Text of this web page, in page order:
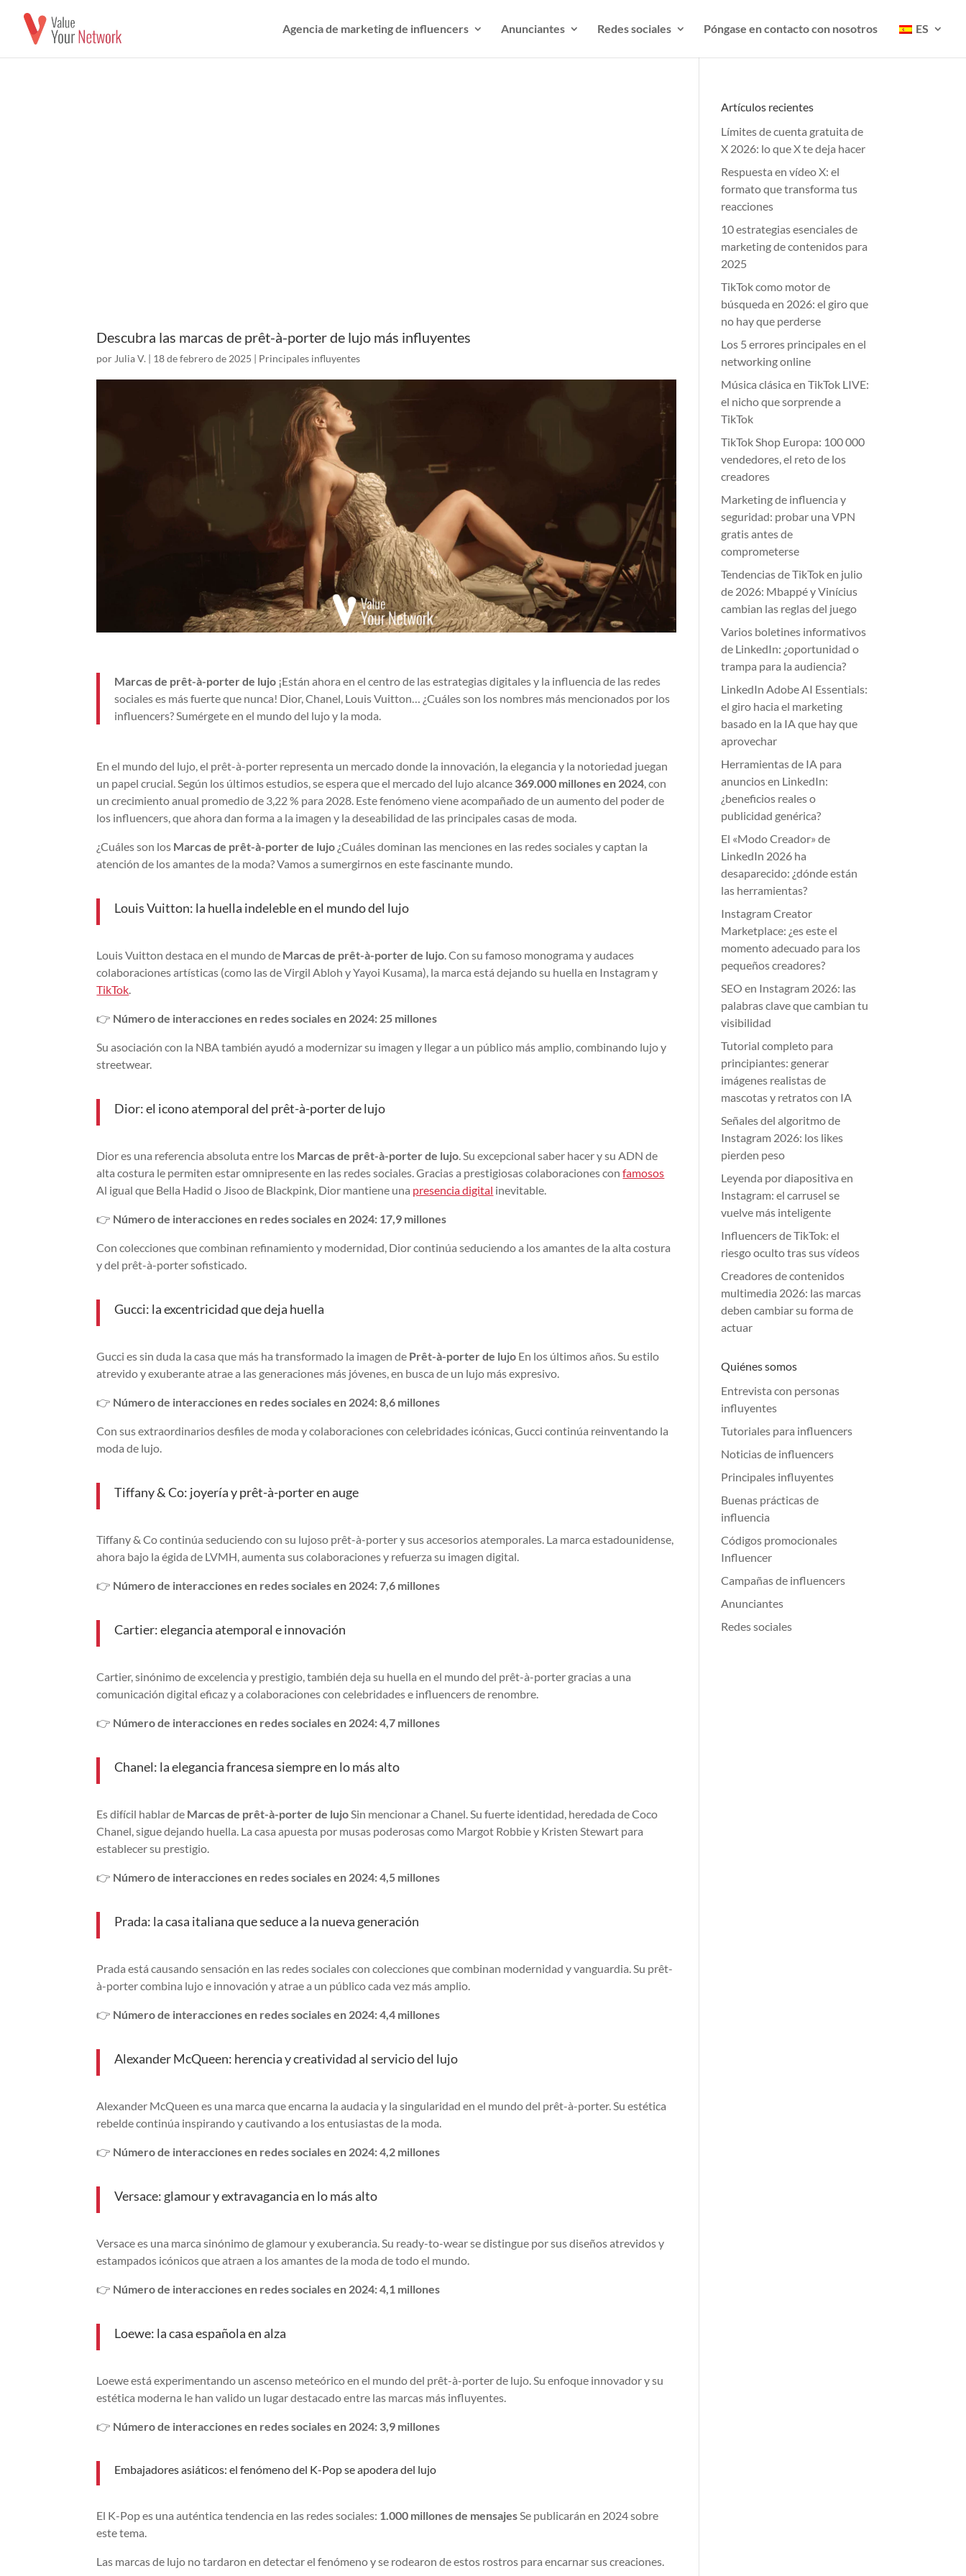
Agencia de marketing de influencers Anunciantes Redes sociales Póngase en contacto con nosotros ES
Descubra las marcas de prêt-à-porter de lujo más influyentes
por Julia V. | 18 de febrero de 2025 | Principales influyentes
Marcas de prêt-à-porter de lujo ¡Están ahora en el centro de las estrategias digitales y la influencia de las redes
sociales es más fuerte que nunca! Dior, Chanel, Louis Vuitton… ¿Cuáles son los nombres más mencionados por los
influencers? Sumérgete en el mundo del lujo y la moda.
En el mundo del lujo, el prêt-à-porter representa un mercado donde la innovación, la elegancia y la notoriedad juegan
un papel crucial. Según los últimos estudios, se espera que el mercado del lujo alcance 369.000 millones en 2024 , con
un crecimiento anual promedio de 3,22 % para 2028. Este fenómeno viene acompañado de un aumento del poder de
los influencers, que ahora dan forma a la imagen y la deseabilidad de las principales casas de moda.
¿Cuáles son los Marcas de prêt-à-porter de lujo ¿Cuáles dominan las menciones en las redes sociales y captan la
atención de los amantes de la moda? Vamos a sumergirnos en este fascinante mundo.
Louis Vuitton: la huella indeleble en el mundo del lujo
Louis Vuitton destaca en el mundo de Marcas de prêt-à-porter de lujo . Con su famoso monograma y audaces
colaboraciones artísticas (como las de Virgil Abloh y Yayoi Kusama), la marca está dejando su huella en Instagram y
TikTok
👉 Número de interacciones en redes sociales en 2024: 25 millones
Su asociación con la NBA también ayudó a modernizar su imagen y llegar a un público más amplio, combinando lujo y
streetwear.
Dior: el icono atemporal del prêt-à-porter de lujo
Dior es una referencia absoluta entre los Marcas de prêt-à-porter de lujo . Su excepcional saber hacer y su ADN de
alta costura le permiten estar omnipresente en las redes sociales. Gracias a prestigiosas colaboraciones confamosos
Al igual que Bella Hadid o Jisoo de Blackpink, Dior mantiene una presencia digital inevitable.
👉 Número de interacciones en redes sociales en 2024: 17,9 millones
Con colecciones que combinan refinamiento y modernidad, Dior continúa seduciendo a los amantes de la alta costura
y del prêt-à-porter sofisticado.
Gucci: la excentricidad que deja huella
Gucci es sin duda la casa que más ha transformado la imagen de Prêt-à-porter de lujo En los últimos años. Su estilo
atrevido y exuberante atrae a las generaciones más jóvenes, en busca de un lujo más expresivo.
👉 Número de interacciones en redes sociales en 2024: 8,6 millones
Con sus extraordinarios desfiles de moda y colaboraciones con celebridades icónicas, Gucci continúa reinventando la
moda de lujo.
Tiffany & Co: joyería y prêt-à-porter en auge
Tiffany & Co continúa seduciendo con su lujoso prêt-à-porter y sus accesorios atemporales. La marca estadounidense,
ahora bajo la égida de LVMH, aumenta sus colaboraciones y refuerza su imagen digital.
👉 Número de interacciones en redes sociales en 2024: 7,6 millones
Cartier: elegancia atemporal e innovación
Cartier, sinónimo de excelencia y prestigio, también deja su huella en el mundo del prêt-à-porter gracias a una
comunicación digital eficaz y a colaboraciones con celebridades e influencers de renombre.
👉 Número de interacciones en redes sociales en 2024: 4,7 millones
Chanel: la elegancia francesa siempre en lo más alto
Es difícil hablar de Marcas de prêt-à-porter de lujo Sin mencionar a Chanel. Su fuerte identidad, heredada de Coco
Chanel, sigue dejando huella. La casa apuesta por musas poderosas como Margot Robbie y Kristen Stewart para
establecer su prestigio.
👉 Número de interacciones en redes sociales en 2024: 4,5 millones
Prada: la casa italiana que seduce a la nueva generación
Prada está causando sensación en las redes sociales con colecciones que combinan modernidad y vanguardia. Su prêt-
à-porter combina lujo e innovación y atrae a un público cada vez más amplio.
👉 Número de interacciones en redes sociales en 2024: 4,4 millones
Alexander McQueen: herencia y creatividad al servicio del lujo
Alexander McQueen es una marca que encarna la audacia y la singularidad en el mundo del prêt-à-porter. Su estética
rebelde continúa inspirando y cautivando a los entusiastas de la moda.
👉 Número de interacciones en redes sociales en 2024: 4,2 millones
Versace: glamour y extravagancia en lo más alto
Versace es una marca sinónimo de glamour y exuberancia. Su ready-to-wear se distingue por sus diseños atrevidos y
estampados icónicos que atraen a los amantes de la moda de todo el mundo.
👉 Número de interacciones en redes sociales en 2024: 4,1 millones
Loewe: la casa española en alza
Loewe está experimentando un ascenso meteórico en el mundo del prêt-à-porter de lujo. Su enfoque innovador y su
estética moderna le han valido un lugar destacado entre las marcas más influyentes.
👉 Número de interacciones en redes sociales en 2024: 3,9 millones
Embajadores asiáticos: el fenómeno del K-Pop se apodera del lujo
El K-Pop es una auténtica tendencia en las redes sociales: 1.000 millones de mensajes Se publicarán en 2024 sobre
este tema.
Las marcas de lujo no tardaron en detectar el fenómeno y se rodearon de estos rostros para encarnar sus creaciones.
Artículos recientes
Límites de cuenta gratuita de
X 2026: lo que X te deja hacer
Respuesta en vídeo X: el
formato que transforma tus
reacciones
10 estrategias esenciales de
marketing de contenidos para
2025
TikTok como motor de
búsqueda en 2026: el giro que
no hay que perderse
Los 5 errores principales en el
networking online
Música clásica en TikTok LIVE:
el nicho que sorprende a
TikTok
TikTok Shop Europa: 100 000
vendedores, el reto de los
creadores
Marketing de influencia y
seguridad: probar una VPN
gratis antes de
comprometerse
Tendencias de TikTok en julio
de 2026: Mbappé y Vinícius
cambian las reglas del juego
Varios boletines informativos
de LinkedIn: ¿oportunidad o
trampa para la audiencia?
LinkedIn Adobe AI Essentials:
el giro hacia el marketing
basado en la IA que hay que
aprovechar
Herramientas de IA para
anuncios en LinkedIn:
¿beneficios reales o
publicidad genérica?
El «Modo Creador» de
LinkedIn 2026 ha
desaparecido: ¿dónde están
las herramientas?
Instagram Creator
Marketplace: ¿es este el
momento adecuado para los
pequeños creadores?
SEO en Instagram 2026: las
palabras clave que cambian tu
visibilidad
Tutorial completo para
principiantes: generar
imágenes realistas de
mascotas y retratos con IA
Señales del algoritmo de
Instagram 2026: los likes
pierden peso
Leyenda por diapositiva en
Instagram: el carrusel se
vuelve más inteligente
Influencers de TikTok: el
riesgo oculto tras sus vídeos
Creadores de contenidos
multimedia 2026: las marcas
deben cambiar su forma de
actuar
Quiénes somos
Entrevista con personas
influyentes
Tutoriales para influencers
Noticias de influencers
Principales influyentes
Buenas prácticas de
influencia
Códigos promocionales
Influencer
Campañas de influencers
Anunciantes
Redes sociales